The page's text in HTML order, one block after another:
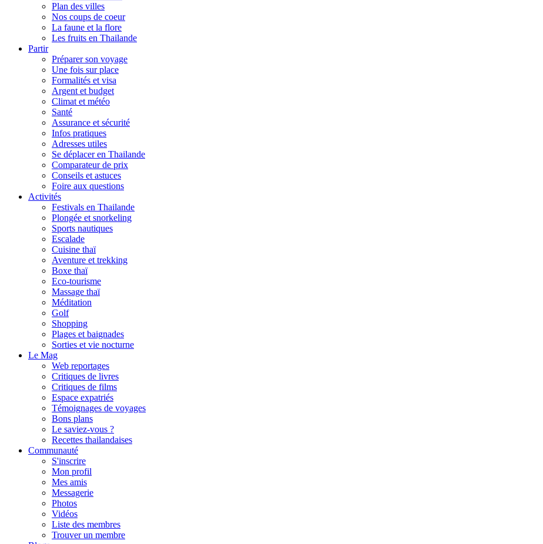
Plan des villes
Nos coups de coeur
La faune et la flore
Les fruits en Thailande
Partir
Préparer son voyage
Une fois sur place
Formalités et visa
Argent et budget
Climat et météo
Santé
Assurance et sécurité
Infos pratiques
Adresses utiles
Se déplacer en Thailande
Comparateur de prix
Conseils et astuces
Foire aux questions
Activités
Festivals en Thailande
Plongée et snorkeling
Sports nautiques
Escalade
Cuisine thaï
Aventure et trekking
Boxe thaï
Eco-tourisme
Massage thaï
Méditation
Golf
Shopping
Plages et baignades
Sorties et vie nocturne
Le Mag
Web reportages
Critiques de livres
Critiques de films
Espace expatriés
Témoignages de voyages
Bons plans
Le saviez-vous ?
Recettes thailandaises
Communauté
S'inscrire
Mon profil
Mes amis
Messagerie
Photos
Vidéos
Liste des membres
Trouver un membre